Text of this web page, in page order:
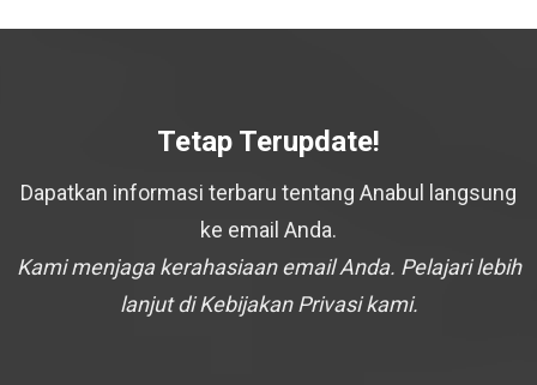
Tetap Terupdate!
Dapatkan informasi terbaru tentang Anabul langsung
ke email Anda.
Kami menjaga kerahasiaan email Anda. Pelajari lebih
lanjut di Kebijakan Privasi kami.